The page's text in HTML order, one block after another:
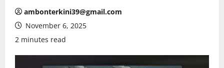
ambonterkini39@gmail.com
November 6, 2025
2 minutes read